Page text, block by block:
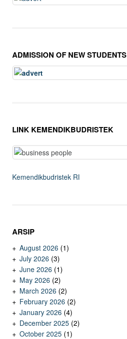
ADMISSION OF NEW STUDENTS
LINK KEMENDIKBUDRISTEK
Kemendikbudristek RI
ARSIP
August 2026 (1)
July 2026 (3)
June 2026 (1)
May 2026 (2)
March 2026 (2)
February 2026 (2)
January 2026 (4)
December 2025 (2)
October 2025 (1)